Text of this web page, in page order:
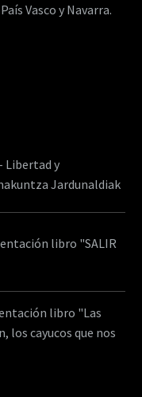
Vasco y Navarra.
Libertad y
Jardunaldiak
libro "SALIR
libro "Las
los cayucos que nos